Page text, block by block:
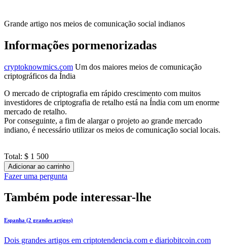
Grande artigo nos meios de comunicação social indianos
Informações pormenorizadas
cryptoknowmics.com Um dos maiores meios de comunicação
criptográficos da Índia
O mercado de criptografia em rápido crescimento com muitos
investidores de criptografia de retalho está na Índia com um enorme
mercado de retalho.
Por conseguinte, a fim de alargar o projeto ao grande mercado
indiano, é necessário utilizar os meios de comunicação social locais.
Total: $ 1 500
Adicionar ao carrinho
Fazer uma pergunta
Também pode interessar-lhe
Espanha (2 grandes artigos)
Dois grandes artigos em criptotendencia.com e diariobitcoin.com